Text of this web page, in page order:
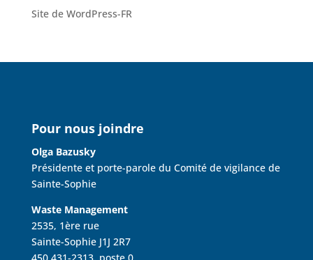
Site de WordPress-FR
Pour nous joindre
Olga Bazusky
Présidente et porte-parole du Comité de vigilance de
Sainte-Sophie
Waste Management
2535, 1ère rue
Sainte-Sophie J1J 2R7